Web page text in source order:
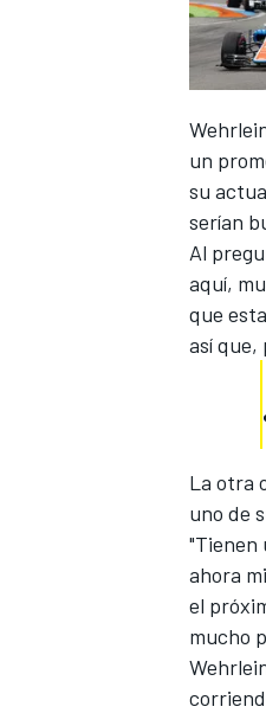
un
su
serían
Al
aquí,
que
así que,
La otra
uno de
"Tienen
ahora
el
mucho